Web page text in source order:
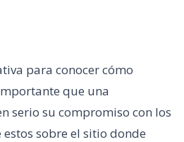
para conocer cómo
que una
serio su compromiso con los
sobre el sitio donde